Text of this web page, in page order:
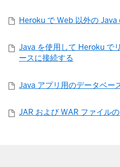
Heroku で Web 以外の Java
Java を使用して Heroku で
ースに接続する
Java アプリ用のデータベー
JAR および WAR ファイル